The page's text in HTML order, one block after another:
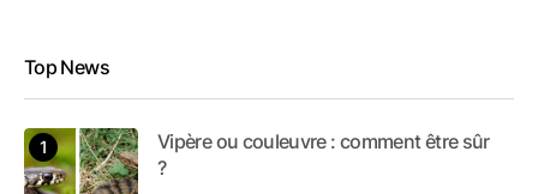
découvertes captivantes.
Forte d'une expérience
Top News
Vipère ou couleuvre : comment être sûr
?